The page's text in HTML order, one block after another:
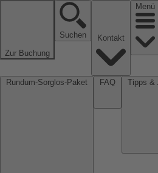
Zur Buchung
Suchen
Menü